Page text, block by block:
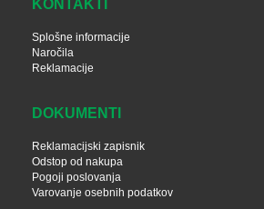
KONTAKTI
Splošne informacije
Naročila
Reklamacije
DOKUMENTI
Reklamacijski zapisnik
Odstop od nakupa
Pogoji poslovanja
Varovanje osebnih podatkov